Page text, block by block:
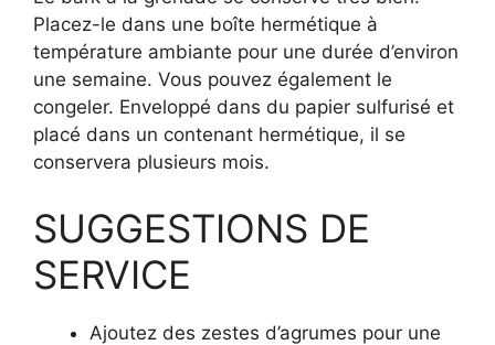
Placez-le dans une boîte hermétique à
température ambiante pour une durée d’environ
une semaine. Vous pouvez également le
congeler. Enveloppé dans du papier sulfurisé et
placé dans un contenant hermétique, il se
conservera plusieurs mois.
SUGGESTIONS DE
SERVICE
Ajoutez des zestes d’agrumes pour une